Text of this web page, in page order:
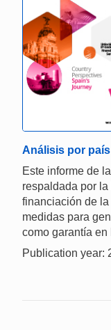
Análisis por
Este informe de
respaldada por
financiación de
medidas para
como garantía
Publication year: